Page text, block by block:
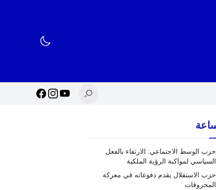
حزب الوسط الاجتماعي: الارتقاء بالفعل
السياسي لمواكبة الرؤية الملكية
حزب الاستقلال يقدم دفوعاته في معركة
المحروقات